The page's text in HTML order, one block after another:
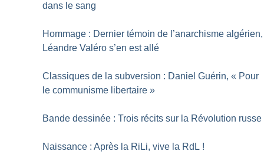
dans le sang
Hommage : Dernier témoin de l’anarchisme algérien,
Léandre Valéro s’en est allé
Classiques de la subversion : Daniel Guérin, « Pour
le communisme libertaire »
Bande dessinée : Trois récits sur la Révolution russe
Naissance : Après la RiLi, vive la RdL !